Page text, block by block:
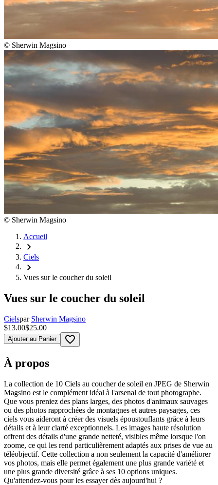
© Sherwin Magsino
© Sherwin Magsino
Accueil
chevron_right
Ciels
chevron_right
Vues sur le coucher du soleil
Vues sur le coucher du soleil
Cielspar Sherwin Magsino
$13.00$25.00
Ajouter au Panier favorite_border
À propos
La collection de 10 Ciels au coucher de soleil en JPEG de Sherwin
Magsino est le complément idéal à l'arsenal de tout photographe.
Que vous preniez des plans larges, des photos d'animaux sauvages
ou des photos rapprochées de montagnes et autres paysages, ces
ciels vous aideront à créer des visuels époustouflants grâce à leurs
détails et à leur clarté exceptionnels. Les images haute résolution
offrent des détails d'une grande netteté, visibles même lorsque l'on
zoome, ce qui les rend particulièrement adaptés aux prises de vue au
téléobjectif. Cette collection a non seulement la capacité d'améliorer
vos photos, mais elle permet également une plus grande variété et
une plus grande diversité grâce à ses 10 options uniques.
Qu'attendez-vous pour les essayer dès aujourd'hui ?